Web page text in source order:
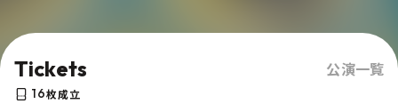
Tickets 公演一覧
16枚成立